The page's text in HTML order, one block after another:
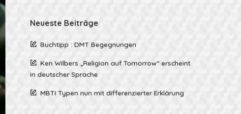
Neueste Beiträge
Buchtipp : DMT Begegnungen
Ken Wilbers „Religion auf Tomorrow“ erscheint
in deutscher Sprache
MBTI Typen nun mit differenzierter Erklärung